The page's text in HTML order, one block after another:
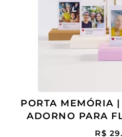
PORTA MEMÓRIA
ADORNO PARA
R$